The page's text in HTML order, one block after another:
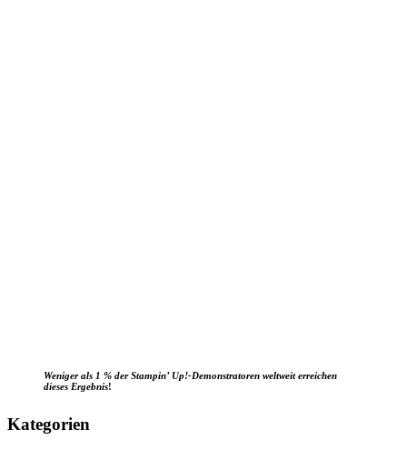
Weniger als 1 % der Stampin’ Up!-Demonstratoren weltweit erreichen
dieses Ergebnis!
Kategorien